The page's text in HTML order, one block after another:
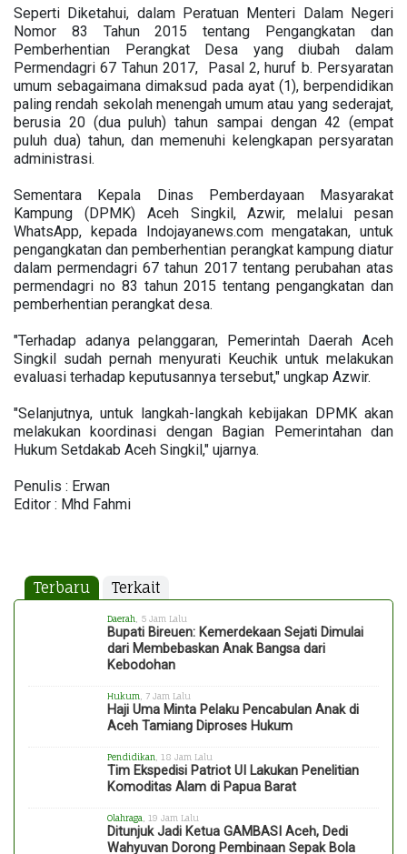
Seperti Diketahui, dalam Peratuan Menteri Dalam Negeri
Nomor 83 Tahun 2015 tentang Pengangkatan dan
Pemberhentian Perangkat Desa yang diubah dalam
Permendagri 67 Tahun 2017, Pasal 2, huruf b. Persyaratan
umum sebagaimana dimaksud pada ayat (1), berpendidikan
paling rendah sekolah menengah umum atau yang sederajat,
berusia 20 (dua puluh) tahun sampai dengan 42 (empat
puluh dua) tahun, dan memenuhi kelengkapan persyaratan
administrasi.
Sementara Kepala Dinas Pemberdayaan Masyarakat
Kampung (DPMK) Aceh Singkil, Azwir, melalui pesan
WhatsApp, kepada Indojayanews.com mengatakan, untuk
pengangkatan dan pemberhentian perangkat kampung diatur
dalam permendagri 67 tahun 2017 tentang perubahan atas
permendagri no 83 tahun 2015 tentang pengangkatan dan
pemberhentian perangkat desa.
"Terhadap adanya pelanggaran, Pemerintah Daerah Aceh
Singkil sudah pernah menyurati Keuchik untuk melakukan
evaluasi terhadap keputusannya tersebut," ungkap Azwir.
"Selanjutnya, untuk langkah-langkah kebijakan DPMK akan
melakukan koordinasi dengan Bagian Pemerintahan dan
Hukum Setdakab Aceh Singkil," ujarnya.
Penulis : Erwan
Editor : Mhd Fahmi
Terbaru Terkait
Daerah , 5 Jam Lalu
Bupati Bireuen: Kemerdekaan Sejati Dimulai
dari Membebaskan Anak Bangsa dari
Kebodohan
Hukum , 7 Jam Lalu
Haji Uma Minta Pelaku Pencabulan Anak di
Aceh Tamiang Diproses Hukum
Pendidikan , 18 Jam Lalu
Tim Ekspedisi Patriot UI Lakukan Penelitian
Komoditas Alam di Papua Barat
Olahraga , 19 Jam Lalu
Ditunjuk Jadi Ketua GAMBASI Aceh, Dedi
Wahyuvan Dorong Pembinaan Sepak Bola